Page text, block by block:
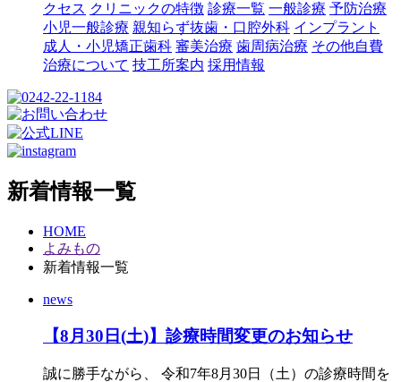
クセス クリニックの特徴 診療一覧 一般診療 予防治療
小児一般診療 親知らず抜歯・口腔外科 インプラント
成人・小児矯正歯科 審美治療 歯周病治療 その他自費
治療について 技工所案内 採用情報
新着情報一覧
HOME
よみもの
新着情報一覧
news
【8月30日(土)】診療時間変更のお知らせ
誠に勝手ながら、 令和7年8月30日（土）の診療時間を